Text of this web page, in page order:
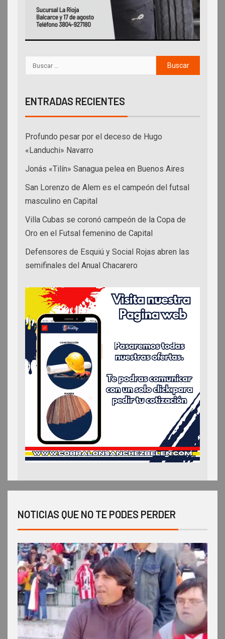
ENTRADAS RECIENTES
Profundo pesar por el deceso de Hugo
«Landuchi» Navarro
Jonás «Tilín» Sanagua pelea en Buenos Aires
San Lorenzo de Alem es el campeón del futsal
masculino en Capital
Villa Cubas se coronó campeón de la Copa de
Oro en el Futsal femenino de Capital
Defensores de Esquiú y Social Rojas abren las
semifinales del Anual Chacarero
NOTICIAS QUE NO TE PODES PERDER